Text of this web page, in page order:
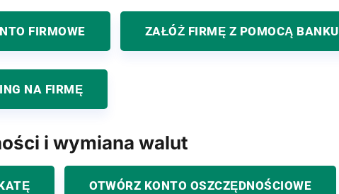
FIRMOWE ZAŁÓŻ FIRMĘ Z POMOCĄ BANKU
NA FIRMĘ
i wymiana walut
OTWÓRZ KONTO OSZCZĘDNOŚCIOWE